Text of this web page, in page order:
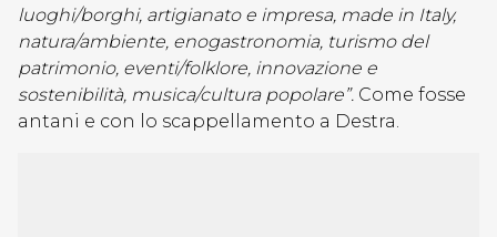
luoghi/borghi, artigianato e impresa, made in Italy,
natura/ambiente, enogastronomia, turismo del
patrimonio, eventi/folklore, innovazione e
sostenibilità, musica/cultura popolare”. Come fosse
antani e con lo scappellamento a Destra.